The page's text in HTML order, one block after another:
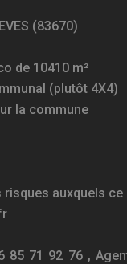
(83670)
de 10410 m²
(plutôt 4X4)
la commune
auxquels
85 71 92 76 ,